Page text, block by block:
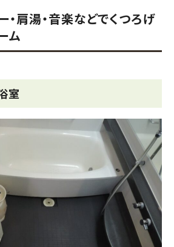
・肩湯・音楽などでくつろげ
ム
室